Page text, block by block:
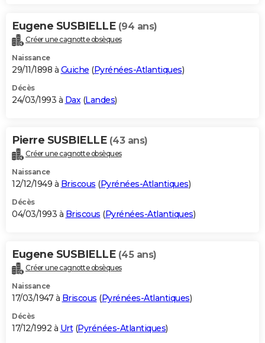
Eugene SUSBIELLE (94 ans)
Créer une cagnotte obsèques
Naissance
29/11/1898 à Guiche (Pyrénées-Atlantiques)
Décès
24/03/1993 à Dax(Landes)
Pierre SUSBIELLE (43 ans)
Créer une cagnotte obsèques
Naissance
12/12/1949 à Briscous (Pyrénées-Atlantiques)
Décès
04/03/1993 à Briscous (Pyrénées-Atlantiques)
Eugene SUSBIELLE (45 ans)
Créer une cagnotte obsèques
Naissance
17/03/1947 à Briscous (Pyrénées-Atlantiques)
Décès
17/12/1992 à Urt(Pyrénées-Atlantiques)